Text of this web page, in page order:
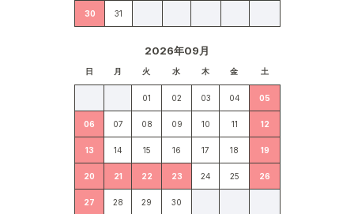
30 31
2026年09月
日 月 火 水 木 金 土
01 02 03 04 05
06 07 08 09 10 11 12
13 14 15 16 17 18 19
20 21 22 23 24 25 26
27 28 29 30